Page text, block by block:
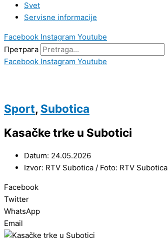
Svet
Servisne informacije
Facebook Instagram Youtube
Претрага
Facebook Instagram Youtube
Sport, Subotica
Kasačke trke u Subotici
Datum: 24.05.2026
Izvor: RTV Subotica / Foto: RTV Subotica
Facebook
Twitter
WhatsApp
Email